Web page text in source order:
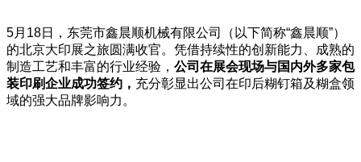
5月18日，东莞市鑫晨顺机械有限公司（以下简称“鑫晨顺”）
的北京大印展之旅圆满收官。凭借持续性的创新能力、成熟的
制造工艺和丰富的行业经验， 公司在展会现场与国内外多家包
装印刷企业成功签约， 充分彰显出公司在印后糊钉箱及糊盒领
域的强大品牌影响力。